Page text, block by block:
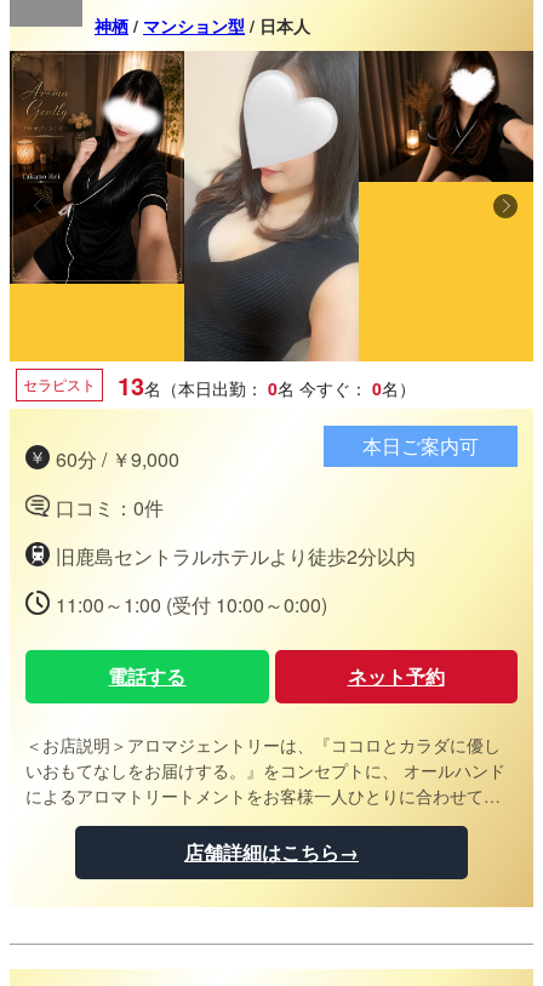
神栖 / マンション型 / 日本人
セラピスト 13名（本日出勤： 0名 今すぐ： 0名）
60分 / ￥9,000
口コミ：0件
旧鹿島セントラルホテルより徒歩2分以内
11:00～1:00 (受付 10:00～0:00)
本日ご案内可
電話する ネット予約
＜お店説明＞ アロマジェントリーは、『ココロとカラダに優し
いおもてなしをお届けする。』をコンセプトに、 オールハンド
によるアロマトリートメントをお客様一人ひとりに合わせて提
供させていただきます。 セラピストの優しいおもてなしを感じ
ていただき、ココロとカラダのストレスを解放して下さい。 至
福の時間をあなたに...
店舗詳細はこちら→